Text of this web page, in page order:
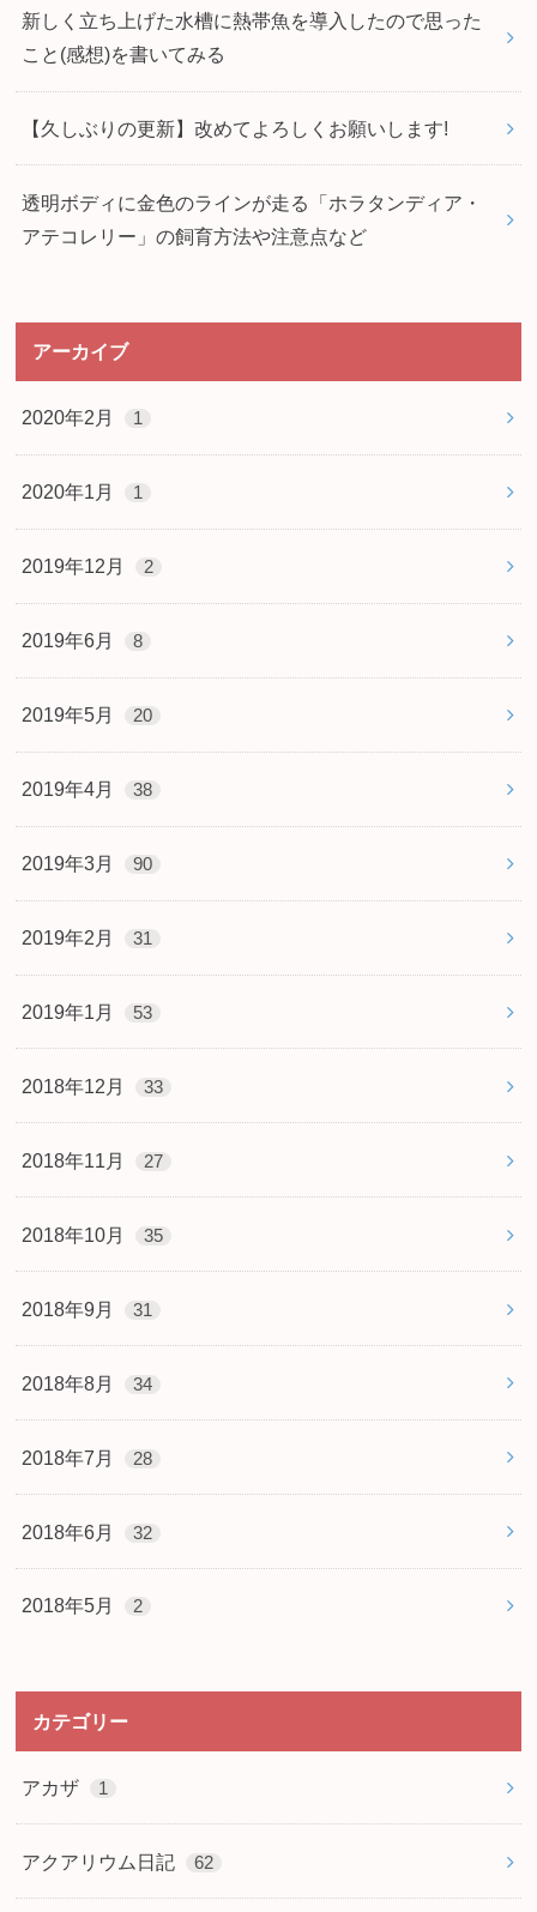
新しく立ち上げた水槽に熱帯魚を導入したので思った
こと(感想)を書いてみる
【久しぶりの更新】改めてよろしくお願いします!
透明ボディに金色のラインが走る「ホラタンディア・
アテコレリー」の飼育方法や注意点など
アーカイブ
2020年2月 1
2020年1月 1
2019年12月 2
2019年6月 8
2019年5月 20
2019年4月 38
2019年3月 90
2019年2月 31
2019年1月 53
2018年12月 33
2018年11月 27
2018年10月 35
2018年9月 31
2018年8月 34
2018年7月 28
2018年6月 32
2018年5月 2
カテゴリー
アカザ 1
アクアリウム日記 62